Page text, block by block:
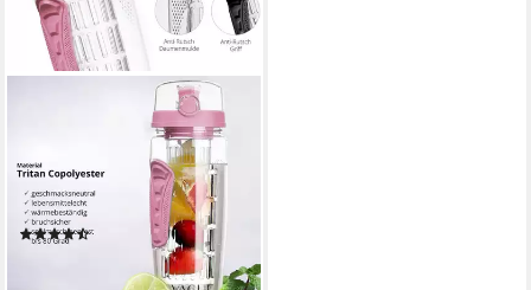
Trinkflasche VITALITY
Trinkflasche mit Einsatz,
Trinkflasche mit Früchtesieb
für perfekt aromatisierte
Getränke (74)
39,00 €